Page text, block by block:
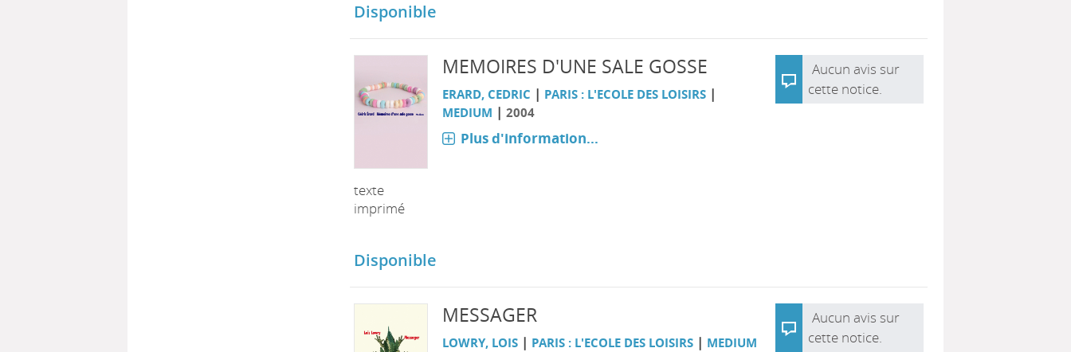
Disponible
texte
imprimé
MEMOIRES D'UNE SALE GOSSE
ERARD, CEDRIC | PARIS : L'ECOLE DES LOISIRS|
MEDIUM | 2004
Plus d'information...
Aucun avis sur
cette notice.
Disponible
MESSAGER
LOWRY, LOIS | PARIS : L'ECOLE DES LOISIRS| MEDIUM
Aucun avis sur
cette notice.